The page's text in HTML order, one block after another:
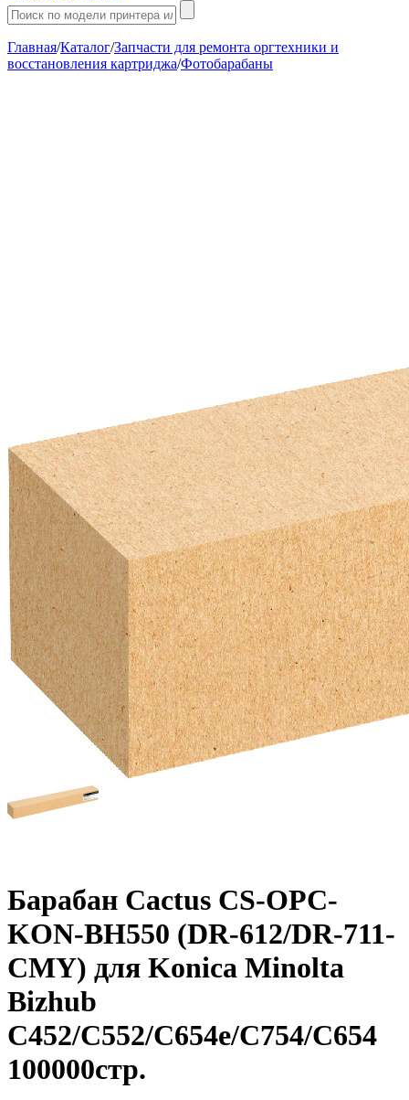
Главная/Каталог/Запчасти для ремонта оргтехники и
восстановления картриджа/Фотобарабаны
Барабан Cactus CS-OPC-
KON-BH550 (DR-612/DR-711-
CMY) для Konica Minolta
Bizhub
C452/C552/C654e/C754/C654
100000стр.